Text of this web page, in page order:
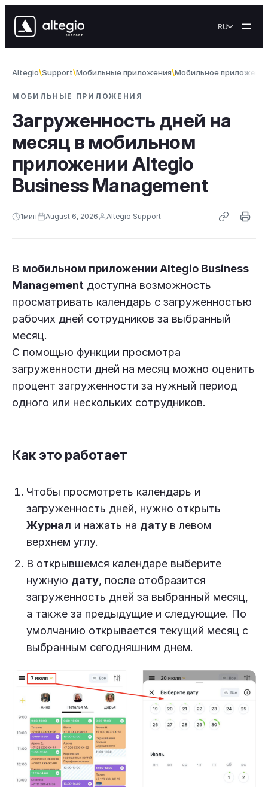
RU
Altegio Support Мобильные приложения Мобильное
МОБИЛЬНЫЕ ПРИЛОЖЕНИЯ
Загруженность дней на
месяц в мобильном
приложении Altegio
Business Management
1мин August 6, 2026 Altegio Support
В мобильном приложении Altegio Business
Management доступна возможность
просматривать календарь с загруженностью
рабочих дней сотрудников за выбранный
месяц.
С помощью функции просмотра
загруженности дней на месяц можно оценить
процент загруженности за нужный период
одного или нескольких сотрудников.
Как это работает
Чтобы просмотреть календарь и
загруженность дней, нужно открыть
Журнал и нажать на дату в левом
верхнем углу.
В открывшемся календаре выберите
нужную дату, после отобразится
загруженность дней за выбранный месяц,
а также за предыдущие и следующие. По
умолчанию открывается текущий месяц с
выбранным сегодняшним днем.